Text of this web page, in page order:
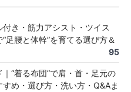
付き・筋力アシスト・ツイス
足腰と体幹”を育てる選び方＆
95
“着る布団”で肩・首・足元の
め・選び方・洗い方・Q&Aま